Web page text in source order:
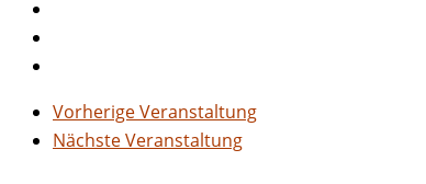
Vorherige Veranstaltung
Nächste Veranstaltung